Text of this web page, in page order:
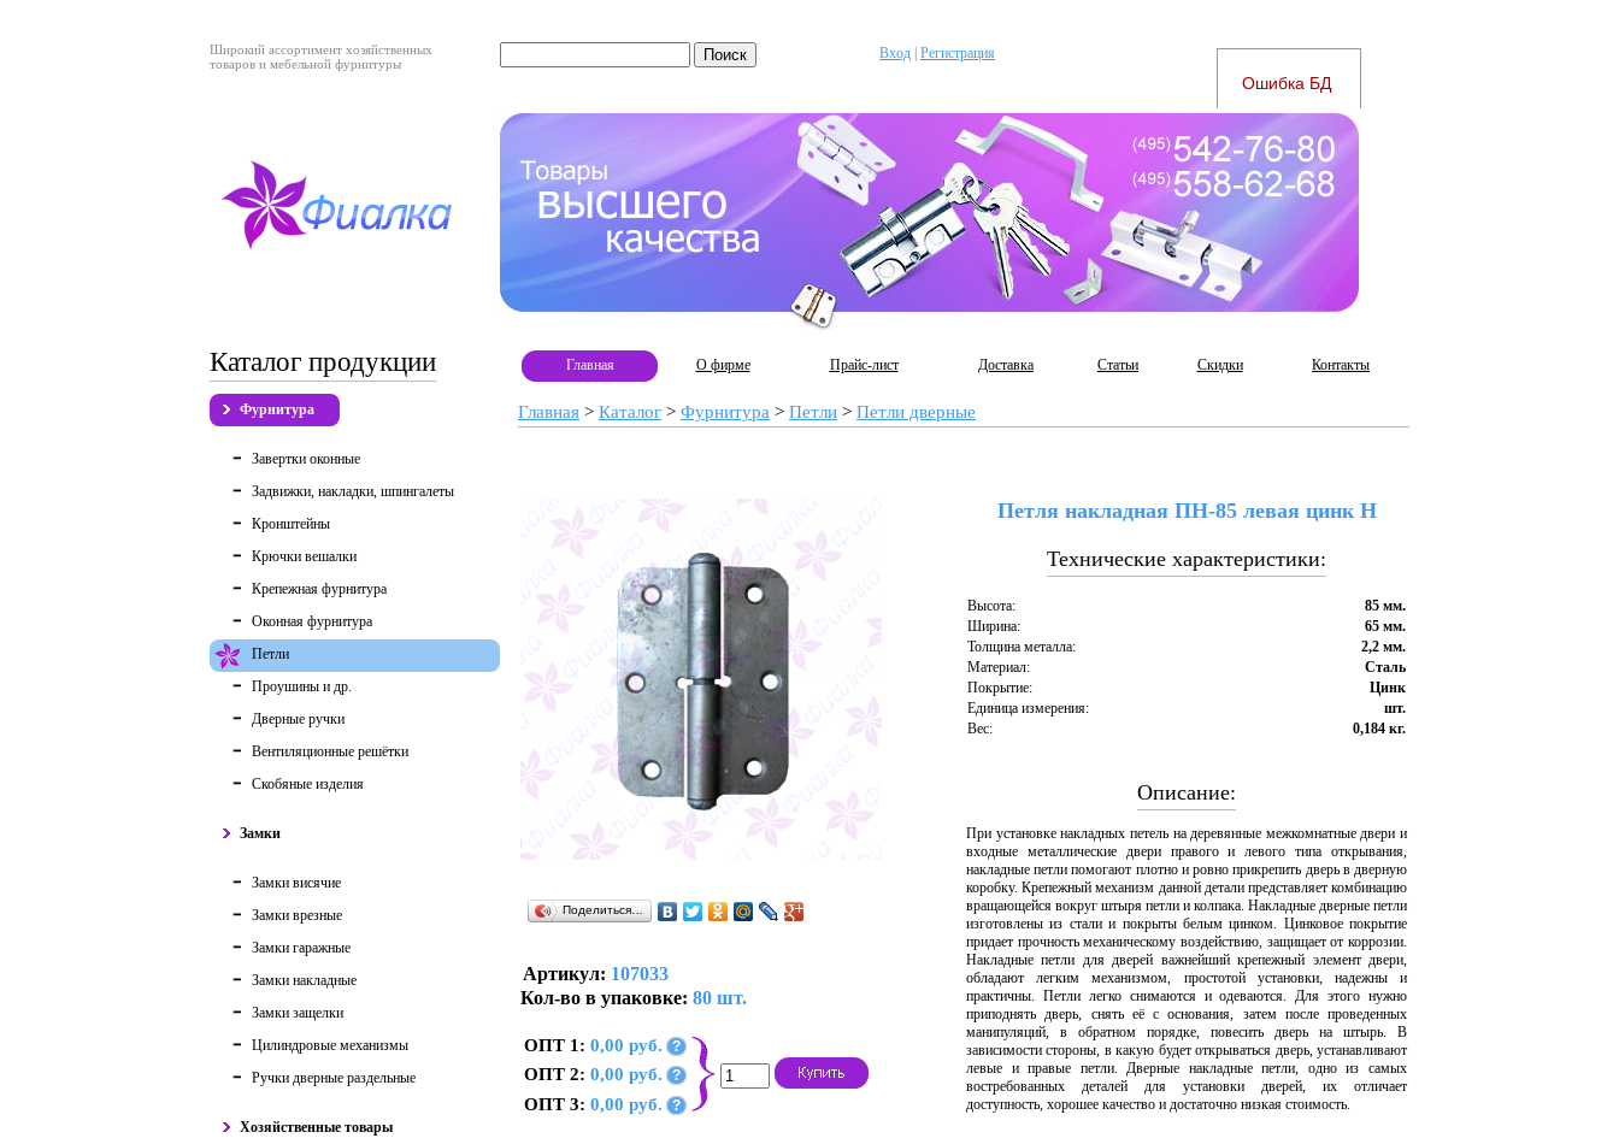
Широкий ассортимент хозяйственных
товаров и мебельной фурнитуры
Вход Регистрация
Каталог продукции
Фурнитура
Завертки оконные
Задвижки, накладки, шпингалеты
Кронштейны
Крючки вешалки
Крепежная фурнитура
Оконная фурнитура
Петли
Проушины и др.
Дверные ручки
Вентиляционные решётки
Скобяные изделия
Замки
Замки висячие
Замки врезные
Замки гаражные
Замки накладные
Замки защелки
Цилиндровые механизмы
Ручки дверные раздельные
Хозяйственные товары
Главная О фирме Прайс-лист Доставка Статьи Скидки Контакты
Главная > Каталог > Фурнитура > Петли > Петли дверные
Поделиться…
Артикул: 107033
Кол-во в упаковке: 80 шт.
ОПТ 1: 0,00 руб. ?
ОПТ 2: 0,00 руб. ?
ОПТ 3: 0,00 руб. ?
Петля накладная ПН-85 левая цинк Н
Технические характеристики:
Высота:
85 мм.
Ширина:
65 мм.
Толщина металла:
2,2 мм.
Материал:
Сталь
Покрытие:
Цинк
Единица измерения:
шт.
Вес:
0,184 кг.
Описание:
При установке накладных петель на деревянные межкомнатные двери и
входные металлические двери правого и левого типа открывания,
накладные петли помогают плотно и ровно прикрепить дверь в дверную
коробку. Крепежный механизм данной детали представляет комбинацию
вращающейся вокруг штыря петли и колпака. Накладные дверные петли
изготовлены из стали и покрыты белым цинком. Цинковое покрытие
придает прочность механическому воздействию, защищает от коррозии.
Накладные петли для дверей важнейший крепежный элемент двери,
обладают легким механизмом, простотой установки, надежны и
практичны. Петли легко снимаются и одеваются. Для этого нужно
приподнять дверь, снять её с основания, затем после проведенных
манипуляций, в обратном порядке, повесить дверь на штырь. В
зависимости стороны, в какую будет открываться дверь, устанавливают
левые и правые петли. Дверные накладные петли, одно из самых
востребованных деталей для установки дверей, их отличает
доступность, хорошее качество и достаточно низкая стоимость.